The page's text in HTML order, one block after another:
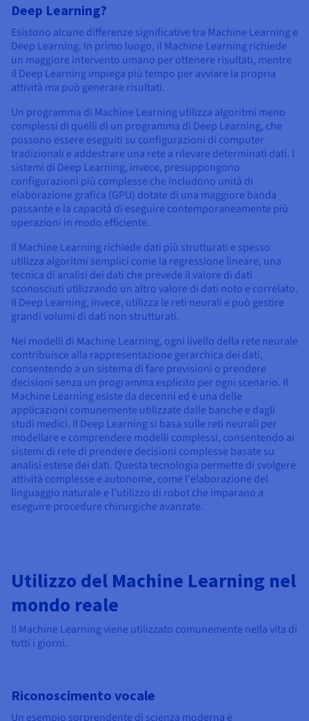
Deep Learning?
Esistono alcune differenze significative tra Machine Learning e
Deep Learning. In primo luogo, il Machine Learning richiede
un maggiore intervento umano per ottenere risultati, mentre
il Deep Learning impiega più tempo per avviare la propria
attività ma può generare risultati.
Un programma di Machine Learning utilizza algoritmi meno
complessi di quelli di un programma di Deep Learning, che
possono essere eseguiti su configurazioni di computer
tradizionali e addestrare una rete a rilevare determinati dati. I
sistemi di Deep Learning, invece, presuppongono
configurazioni più complesse che includono unità di
elaborazione grafica (GPU) dotate di una maggiore banda
passante e la capacità di eseguire contemporaneamente più
operazioni in modo efficiente.
Il Machine Learning richiede dati più strutturati e spesso
utilizza algoritmi semplici come la regressione lineare, una
tecnica di analisi dei dati che prevede il valore di dati
sconosciuti utilizzando un altro valore di dati noto e correlato.
Il Deep Learning, invece, utilizza le reti neurali e può gestire
grandi volumi di dati non strutturati.
Nei modelli di Machine Learning, ogni livello della rete neurale
contribuisce alla rappresentazione gerarchica dei dati,
consentendo a un sistema di fare previsioni o prendere
decisioni senza un programma esplicito per ogni scenario. Il
Machine Learning esiste da decenni ed è una delle
applicazioni comunemente utilizzate dalle banche e dagli
studi medici. Il Deep Learning si basa sulle reti neurali per
modellare e comprendere modelli complessi, consentendo ai
sistemi di rete di prendere decisioni complesse basate su
analisi estese dei dati. Questa tecnologia permette di svolgere
attività complesse e autonome, come l'elaborazione del
linguaggio naturale e l'utilizzo di robot che imparano a
eseguire procedure chirurgiche avanzate.
Utilizzo del Machine Learning nel
mondo reale
Il Machine Learning viene utilizzato comunemente nella vita di
tutti i giorni.
Riconoscimento vocale
Un esempio sorprendente di scienza moderna è